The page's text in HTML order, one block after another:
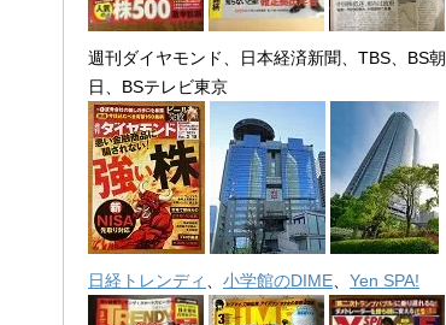
週刊ダイヤモンド、日本経済新聞、TBS、BS朝
日、BSテレビ東京
日経トレンディ 小学館のDIME Yen SPA!